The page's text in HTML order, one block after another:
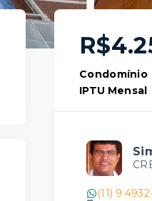
Condomínio
IPTU Mensal
(11) 9